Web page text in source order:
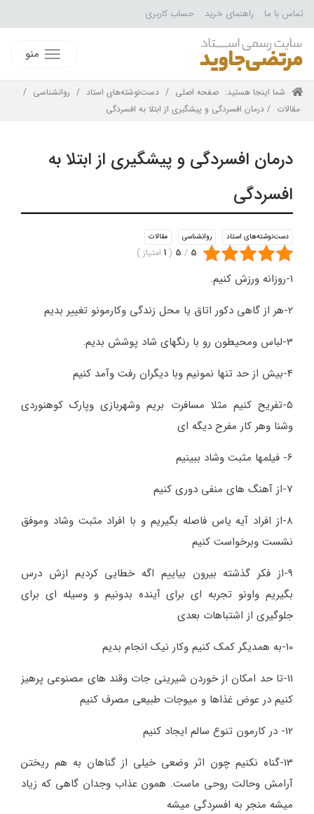
تماس با ما راهنمای خرید حساب کاربری
منو
شما اینجا هستید: صفحه اصلی / دست‌نوشته‌های استاد / روانشناسی /
مقالات / درمان افسردگی و پیشگیری از ابتلا به افسردگی
درمان افسردگی و پیشگیری از ابتلا به
افسردگی
دست‌نوشته‌های استاد روانشناسی مقالات
5
/
5
(
1 امتیاز)
1-روزانه ورزش کنیم.
2-هر از گاهی دکور اتاق یا محل زندگی وکارمونو تغییر بدیم
3-لباس ومحیطون رو با رنگهای شاد پوشش بدیم.
4-بیش از حد تنها نمونیم وبا دیگران رفت وآمد کنیم
5-تفریح کنیم مثلا مسافرت بریم وشهربازی وپارک کوهنوردی
وشنا وهر کار مفرح دیگه ای
6- فیلمها مثبت وشاد ببینیم
7-از آهنگ های منفی دوری کنیم
8-از افراد آیه یاس فاصله بگیریم و با افراد مثبت وشاد وموفق
نشست وبرخواست کنیم
9-از فکر گذشته بیرون بیاییم اگه خطایی کردیم ازش درس
بگیریم واونو تجربه ای برای آینده بدونیم و وسیله ای برای
جلوگیری از اشتباهات بعدی
10-به همدیگر کمک کنیم وکار نیک انجام بدیم
11-تا حد امکان از خوردن شیرینی جات وقند های مصنوعی پرهیز
کنیم در عوض غذاها و میوجات طبیعی مصرف کنیم
12- در کارمون تنوع سالم ایجاد کنیم
13-گناه نکنیم چون اثر وضعی خیلی از گناهان به هم ریختن
آرامش وحالت روحی ماست. همون عذاب وجدان گاهی که زیاد
میشه منجر به افسردگی میشه